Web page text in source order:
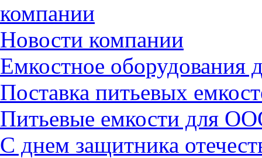
компании
Новости компании
Емкостное
Поставка питьевых
Питьевые емкости для
С днем защитника